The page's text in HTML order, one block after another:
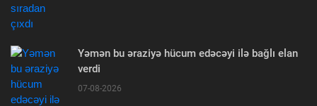
Yəmən bu əraziyə hücum edəcəyi ilə bağlı elan
verdi
07-08-2026